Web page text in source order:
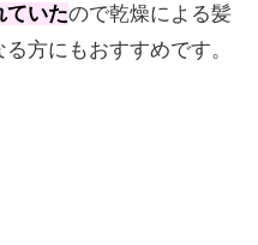
ていたので乾燥による髪
方にもおすすめです。